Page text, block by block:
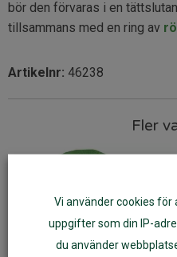
bör den förvaras i en
tillsammans med en ring av
Artikelnr: 46238
Fler
Vi använder cookies för
uppgifter som din IP-
du använder